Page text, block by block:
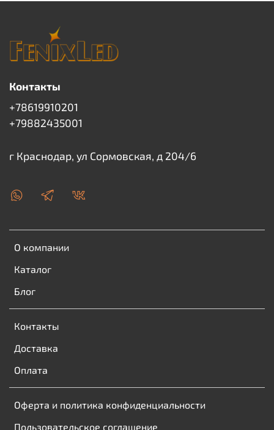
О компании
Каталог
Блог
Контакты
Доставка
Оплата
Оферта и политика конфиденциальности
Пользовательское соглашение
Контакты
+78619910201
+79882435001
г Краснодар, ул Сормовская, д 204/6